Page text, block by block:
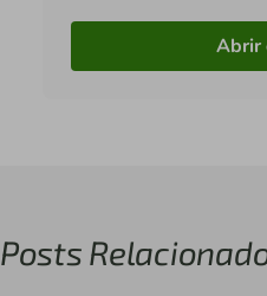
Abrir
Posts